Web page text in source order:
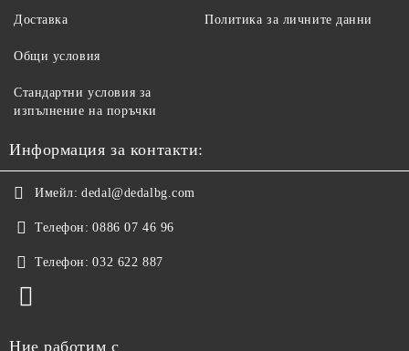
Доставка Политика за личните данни
Общи условия
Стандартни условия за
изпълнение на поръчки
Информация за контакти:
Имейл: dedal@dedalbg.com
Телефон: 0886 07 46 96
Телефон: 032 622 887
Ние работим с